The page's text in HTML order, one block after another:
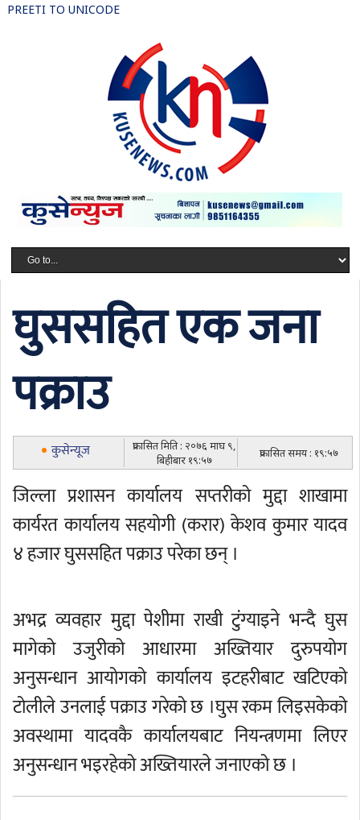
PREETI TO UNICODE
घुससहित एक जना
पक्राउ
कुसेन्यूज
प्रकासित मिति : २०७६ माघ ९,
बिहीबार १९:५७
प्रकासित समय : १९:५७
जिल्ला प्रशासन कार्यालय सप्तरीको मुद्दा शाखामा
कार्यरत कार्यालय सहयोगी (करार) केशव कुमार यादव
४ हजार घुससहित पक्राउ परेका छन् ।
अभद्र व्यवहार मुद्दा पेशीमा राखी टुंग्याइने भन्दै घुस
मागेको उजुरीको आधारमा अख्तियार दुरुपयोग
अनुसन्धान आयोगको कार्यालय इटहरीबाट खटिएको
टोलीले उनलाई पक्राउ गरेको छ ।घुस रकम लिइसकेको
अवस्थामा यादवकै कार्यालयबाट नियन्त्रणमा लिएर
अनुसन्धान भइरहेको अख्तियारले जनाएको छ ।